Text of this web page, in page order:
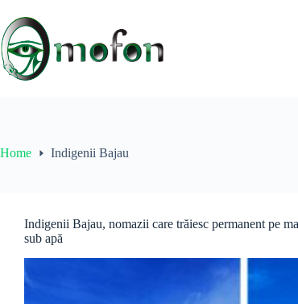
content
Home Indigenii Bajau
Indigenii Bajau, nomazii care trăiesc permanent pe
sub apă